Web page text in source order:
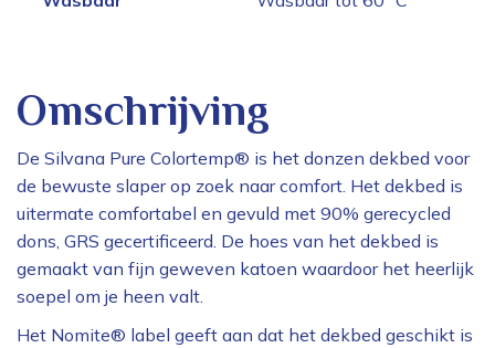
Omschrijving
De Silvana Pure Colortemp® is het donzen dekbed voor
de bewuste slaper op zoek naar comfort. Het dekbed is
uitermate comfortabel en gevuld met 90% gerecycled
dons, GRS gecertificeerd. De hoes van het dekbed is
gemaakt van fijn geweven katoen waardoor het heerlijk
soepel om je heen valt.
Het Nomite® label geeft aan dat het dekbed geschikt is